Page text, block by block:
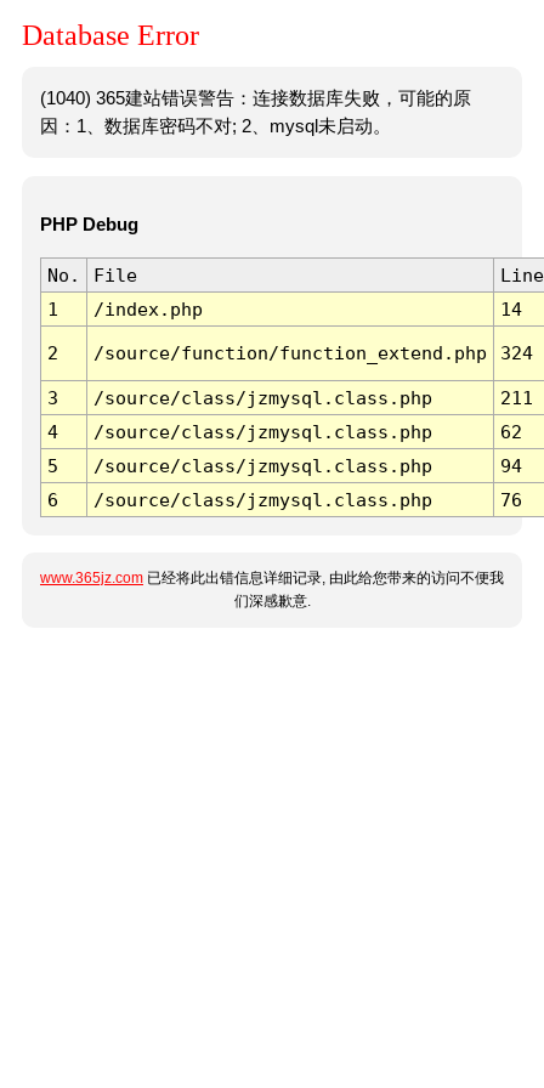
Database Error
(1040) 365建站错误警告：连接数据库失败，可能的原
因：1、数据库密码不对; 2、mysql未启动。
PHP Debug
No. File
Line
1
/index.php 14
2 /source/function/function_extend.php 324
3 /source/class/jzmysql.class.php
211
4
/source/class/jzmysql.class.php
62
5
/source/class/jzmysql.class.php
94
6
/source/class/jzmysql.class.php 76
www.365jz.com 已经将此出错信息详细记录, 由此给您带来的访问不便我
们深感歉意.